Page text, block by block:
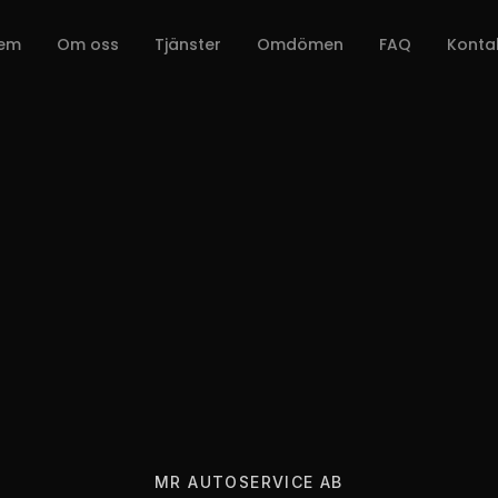
Om oss Tjänster Omdömen FAQ
MR AUTOSERVICE AB